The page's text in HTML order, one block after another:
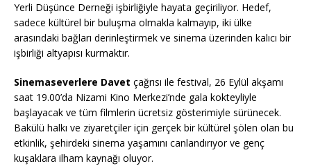
Yerli Düşünce Derneği işbirliğiyle hayata geçiriliyor. Hedef,
sadece kültürel bir buluşma olmakla kalmayıp, iki ülke
arasındaki bağları derinleştirmek ve sinema üzerinden kalıcı bir
işbirliği altyapısı kurmaktır.
Sinemaseverlere Davet çağrısı ile festival, 26 Eylül akşamı
saat 19.00’da Nizami Kino Merkezi’nde gala kokteyliyle
başlayacak ve tüm filmlerin ücretsiz gösterimiyle sürünecek.
Bakülü halkı ve ziyaretçiler için gerçek bir kültürel şölen olan bu
etkinlik, şehirdeki sinema yaşamını canlandırıyor ve genç
kuşaklara ilham kaynağı oluyor.